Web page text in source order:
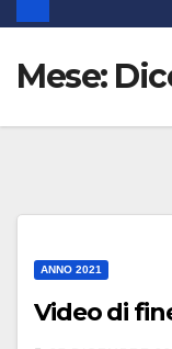
Mese:
ANNO 2021
Video di